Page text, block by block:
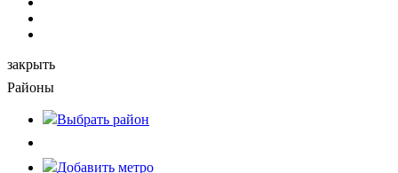
закрыть
Районы
Выбрать район
Добавить метро